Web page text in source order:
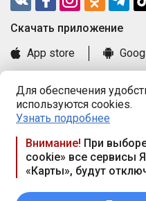
Для обеспечения
используются cookies.
Узнать подробнее
Внимание! При
cookie» все сервисы
«Карты», будут
Cкачать приложение
App store
Книга замечаний и
Правила и документы
Praca.by © 2000—2026, ООО
Республика Беларусь,
117а, пом. № 9.
вых. дн. — сб., вс.